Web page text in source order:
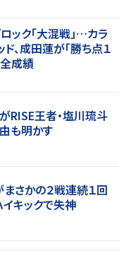
ック「大混戦」…カラ
ド、成田蓮が「勝ち点１
全成績
RISE王者・塩川琉斗
も明かす
まさかの２戦連続１回
イキックで失神